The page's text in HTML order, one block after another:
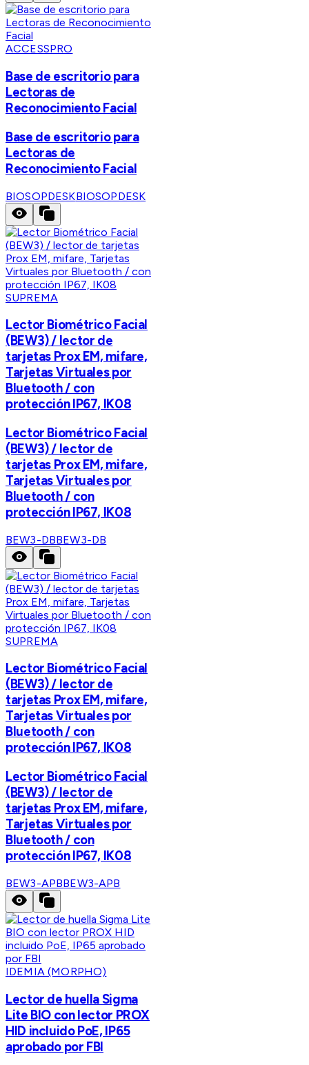
ACCESSPRO
Base de escritorio para
Lectoras de
Reconocimiento Facial
Base de escritorio para
Lectoras de
Reconocimiento Facial
BIOSOPDESKBIOSOPDESK
SUPREMA
Lector Biométrico Facial
(BEW3) / lector de
tarjetas Prox EM, mifare,
Tarjetas Virtuales por
Bluetooth / con
protección IP67, IK08
Lector Biométrico Facial
(BEW3) / lector de
tarjetas Prox EM, mifare,
Tarjetas Virtuales por
Bluetooth / con
protección IP67, IK08
BEW3-DBBEW3-DB
SUPREMA
Lector Biométrico Facial
(BEW3) / lector de
tarjetas Prox EM, mifare,
Tarjetas Virtuales por
Bluetooth / con
protección IP67, IK08
Lector Biométrico Facial
(BEW3) / lector de
tarjetas Prox EM, mifare,
Tarjetas Virtuales por
Bluetooth / con
protección IP67, IK08
BEW3-APBBEW3-APB
IDEMIA (MORPHO)
Lector de huella Sigma
Lite BIO con lector PROX
HID incluido PoE, IP65
aprobado por FBI